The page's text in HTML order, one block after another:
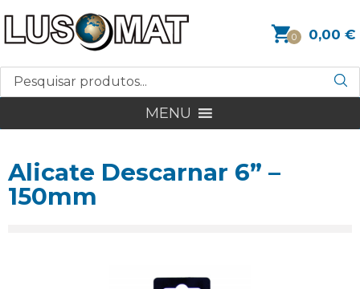
0 0,00 €
MENU
Alicate Descarnar 6” –
150mm